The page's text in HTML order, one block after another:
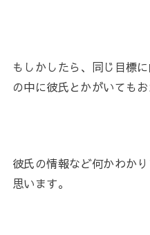
もしかしたら、同じ目標
の中に彼氏とかがいても
彼氏の情報など何かわか
思います。